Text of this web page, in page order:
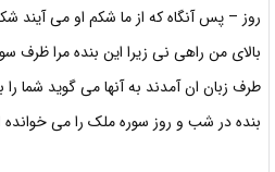
روز – پس آنگاه که از ما شکم او می آیند
بالای من راهی نی زیرا این بنده مرا ظرف
طرف زبان ان آمدند به آنها می گوید شما
بنده در شب و روز سوره ملک را می